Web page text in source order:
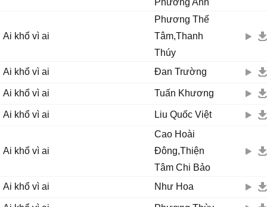
Phương Anh
Ai khổ vì ai
Phương Thế
Tâm,Thanh
Thúy
Ai khổ vì ai
Đan Trường
Ai khổ vì ai Tuấn Khương
Ai khổ vì ai Liu Quốc Việt
Ai khổ vì ai
Cao Hoài
Đông,Thiện
Tâm Chi Bảo
Ai khổ vì ai
Như Hoa